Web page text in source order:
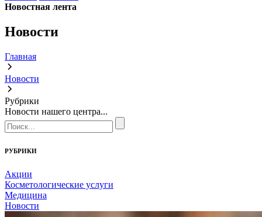
Новостная лента
Новости
Главная
Новости
Рубрики
Новости нашего центра...
РУБРИКИ
Акции
Косметологические услуги
Медицина
Новости